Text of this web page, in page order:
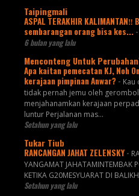
Taipingmali
ASPAL TERAKHIR
sembarangan orang bisa kes... -
6 bulan yang lalu
Menconteng Untuk
Apa kaitan pemecatan KJ, Noh
kerajaan pimpinan Anwar? - Kau
tidak pernah jemu oleh
menjahanamkan kerajaan
luntur Perjalanan mas...
Setahun yang lalu
Tukar Tiub
RANCANGAN JAHAT ZELENSKY -
YANGAMAT JAHATAMINTEMBAK
KETIKA G20MESYUARAT DI
Setahun yang lalu